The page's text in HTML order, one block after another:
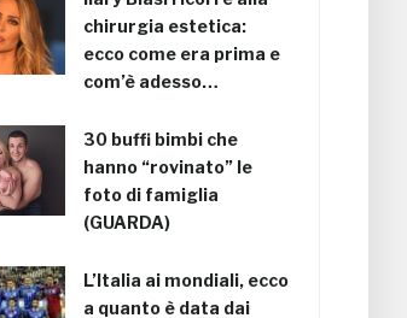
chirurgia estetica:
ecco come era prima e
com’è adesso…
30 buffi bimbi che
hanno “rovinato” le
foto di famiglia
(GUARDA)
L’Italia ai mondiali, ecco
a quanto è data dai